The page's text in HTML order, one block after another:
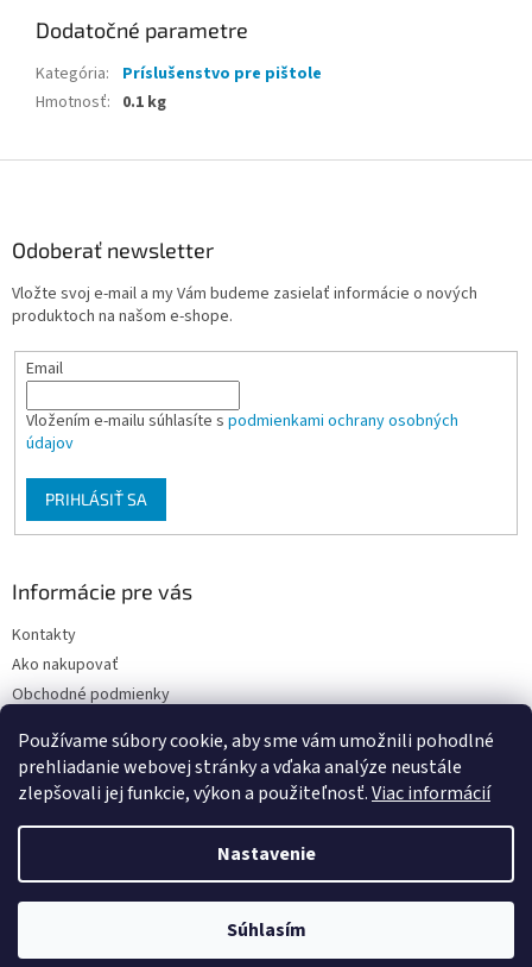
Používame súbory cookie, aby sme vám umožnili pohodlné
prehliadanie webovej stránky a vďaka analýze neustále
zlepšovali jej funkcie, výkon a použiteľnosť.Viac informácií
Nastavenie
Súhlasím
Dodatočné parametre
Kategória:
Príslušenstvo pre pištole
Hmotnosť: 0.1 kg
Odoberať newsletter
Vložte svoj e-mail a my Vám budeme zasielať informácie o nových
produktoch na našom e-shope.
Email
Vložením e-mailu súhlasíte s podmienkami ochrany osobných
údajov
PRIHLÁSIŤ SA
Informácie pre vás
Kontakty
Ako nakupovať
Obchodné podmienky
Moja objednávka
Vytvoril Shoptet
FARBY-LAKY U PEPÁNKA